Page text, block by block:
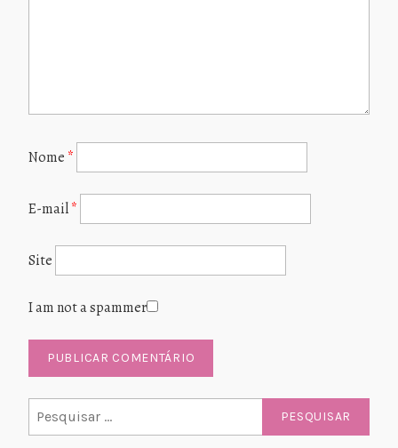
Nome *
E-mail*
Site
I am not a spammer
por: